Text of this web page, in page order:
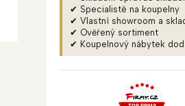
✔ Specialisté na koupelny
✔ Vlastní showroom a
✔ Ověřený sortiment
✔ Koupelnový nábytek